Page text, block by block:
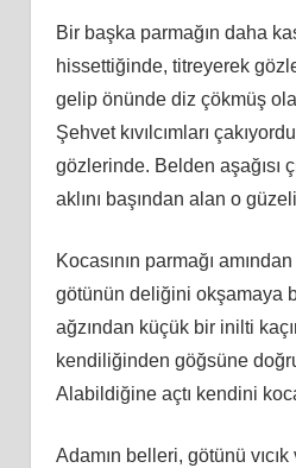
Bir başka parmağın daha
hissettiğinde, titreyerek
gelip önünde diz çökmüş
Şehvet kıvılcımları
gözlerinde. Belden aşağısı
aklını başından alan o
Kocasının parmağı
götünün deliğini okşamaya
ağzından küçük bir inilti
kendiliğinden göğsüne
Alabildiğine açtı kendini
Adamın belleri, götünü vıcık